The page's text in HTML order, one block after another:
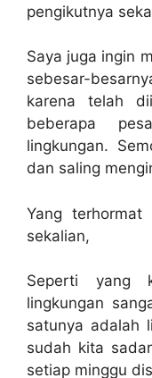
pengikutnya
Saya juga ingin
sebesar-
karena telah
beberapa
lingkungan.
dan saling
Yang
sekalian,
Seperti yang
lingkungan
satunya adalah
sudah kita
setiap minggu